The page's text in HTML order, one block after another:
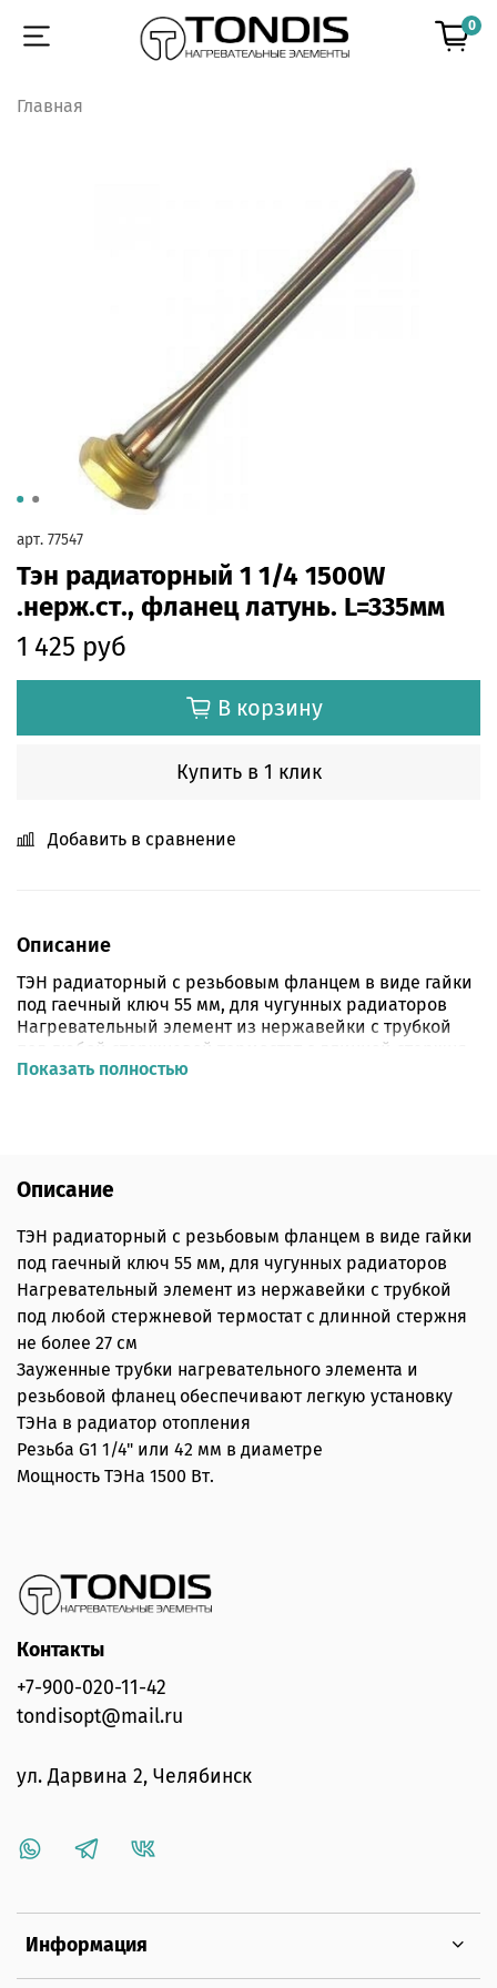
0
Главная
арт. 77547
Тэн радиаторный 1 1/4 1500W
.нерж.ст., фланец латунь. L=335мм
1 425 руб
В корзину
Купить в 1 клик
Добавить в сравнение
Описание
ТЭН радиаторный с резьбовым фланцем в виде гайки
под гаечный ключ 55 мм, для чугунных радиаторов
Нагревательный элемент из нержавейки с трубкой
под любой стержневой термостат с длинной стержня
не более 27 см
Мощность ТЭНа 1500 Вт.
Показать полностью
Описание
ТЭН радиаторный с резьбовым фланцем в виде гайки
под гаечный ключ 55 мм, для чугунных радиаторов
Нагревательный элемент из нержавейки с трубкой
под любой стержневой термостат с длинной стержня
не более 27 см
Зауженные трубки нагревательного элемента и
резьбовой фланец обеспечивают легкую установку
ТЭНа в радиатор отопления
Резьба G1 1/4" или 42 мм в диаметре
Мощность ТЭНа 1500 Вт.
Информация
Контакты
+7-900-020-11-42
tondisopt@mail.ru
ул. Дарвина 2, Челябинск